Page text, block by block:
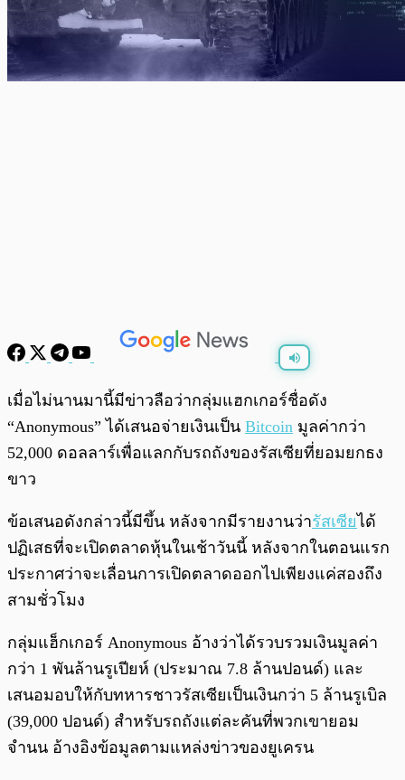
0:00
เมื่อไม่นานมานี้มีข่าวลือว่ากลุ่มแฮกเกอร์ชื่อดัง
“Anonymous” ได้เสนอจ่ายเงินเป็น Bitcoin มูลค่ากว่า
52,000 ดอลลาร์เพื่อแลกกับรถถังของรัสเซียที่ยอมยกธง
ขาว
ข้อเสนอดังกล่าวนี้มีขึ้น หลังจากมีรายงานว่ารัสเซียได้
ปฏิเสธที่จะเปิดตลาดหุ้นในเช้าวันนี้ หลังจากในตอนแรก
ประกาศว่าจะเลื่อนการเปิดตลาดออกไปเพียงแค่สองถึง
สามชั่วโมง
กลุ่มแฮ็กเกอร์ Anonymous อ้างว่าได้รวบรวมเงินมูลค่า
กว่า 1 พันล้านรูเปียห์ (ประมาณ 7.8 ล้านปอนด์) และ
เสนอมอบให้กับทหารชาวรัสเซียเป็นเงินกว่า 5 ล้านรูเบิล
(39,000 ปอนด์) สำหรับรถถังแต่ละคันที่พวกเขายอม
จำนน อ้างอิงข้อมูลตามแหล่งข่าวของยูเครน